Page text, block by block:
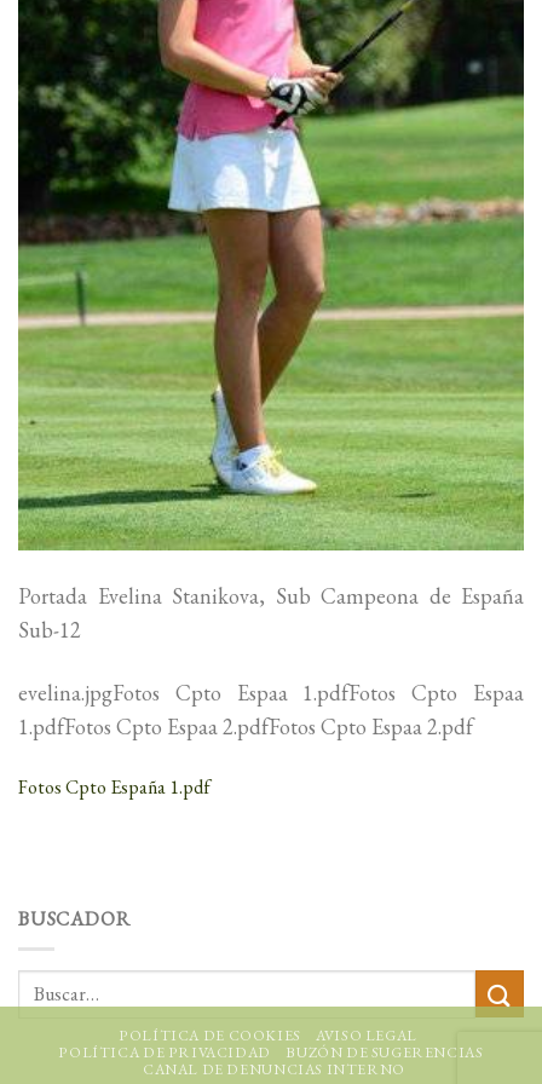
Portada Evelina Stanikova, Sub Campeona de España
Sub-12
evelina.jpgFotos Cpto Espaa 1.pdfFotos Cpto Espaa
1.pdfFotos Cpto Espaa 2.pdfFotos Cpto Espaa 2.pdf
Fotos Cpto España 1.pdf
BUSCADOR
POLÍTICA DE COOKIES
AVISO LEGAL
POLÍTICA DE PRIVACIDAD
BUZÓN DE SUGERENCIAS
CANAL DE DENUNCIAS INTERNO